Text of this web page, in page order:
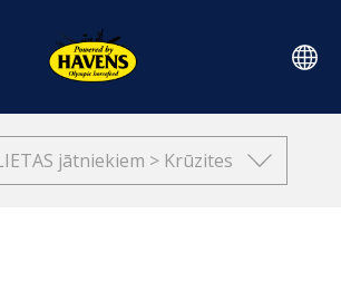
jātniekiem > Krūzites